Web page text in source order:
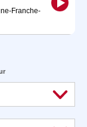
Franche-